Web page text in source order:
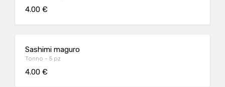
4.00 €
Sashimi maguro
Tonno - 5 pz
4.00 €